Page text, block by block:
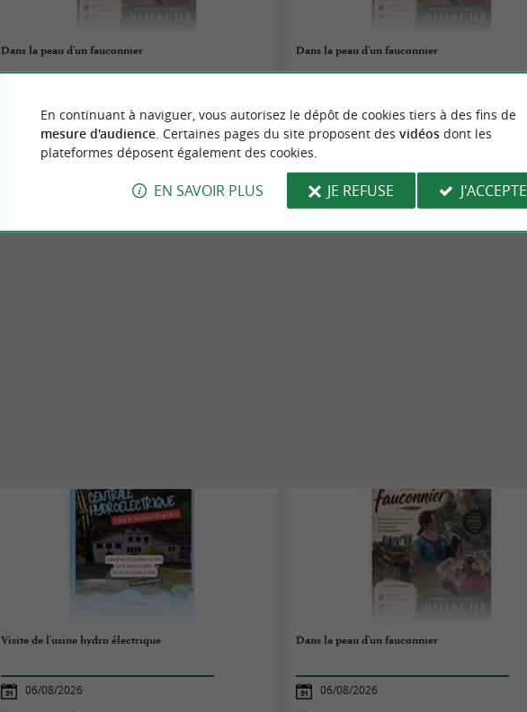
Dans la peau d'un fauconnier
Bidache
Fêtes populaires
Dans la peau d'un fauconnier
Bidache
Visite de l'usine hydro électrique
06/08/2026
Dans la peau d'un fauconnier
06/08/2026
En continuant à naviguer, vous autorisez le dépôt de cookies tiers à des fins de
mesure d'audience. Certaines pages du site proposent des vidéosdont les
plateformes déposent également des cookies.
EN SAVOIR PLUS JE REFUSE J'ACCEPTE